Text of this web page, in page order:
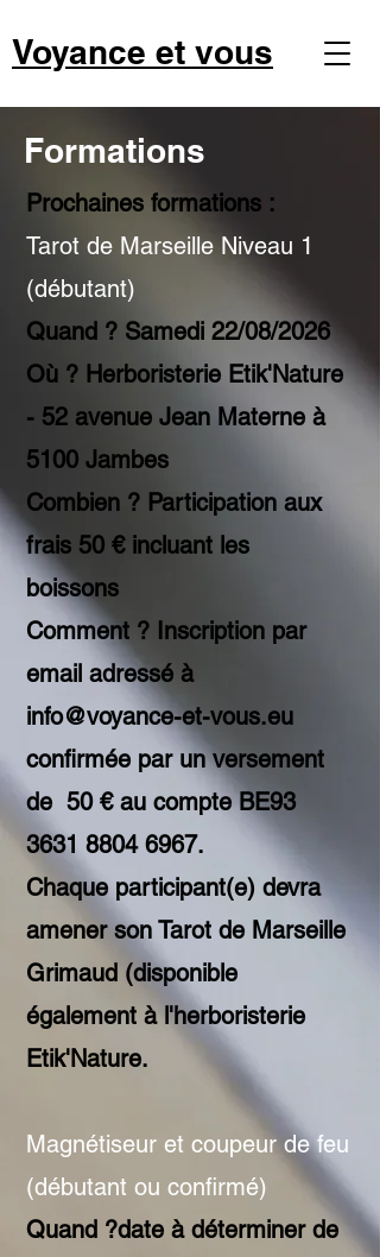
Voyance et vous
Formations
Prochaines formations :
Tarot de Marseille Niveau 1
(débutant)
Quand ? Samedi 22/08/2026
Où ? Herboristerie Etik'Nature
- 52 avenue Jean Materne à
5100 Jambes
Combien ? Participation aux
frais 50 € incluant les
boissons
Comment ? Inscription par
email adressé à
info@voyance-et-vous.eu
confirmée par un versement
de 50 € au compte BE93
3631 8804 6967.
Chaque participant(e) devra
amener son Tarot de Marseille
Grimaud (disponible
également à l'herboristerie
Etik'Nature.
Magnétiseur et coupeur de feu
(débutant ou confirmé)
Quand ?date à déterminer de